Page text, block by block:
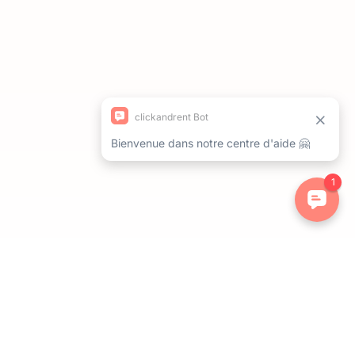
Personnalisez vos préférences pour contrôler la manière dont